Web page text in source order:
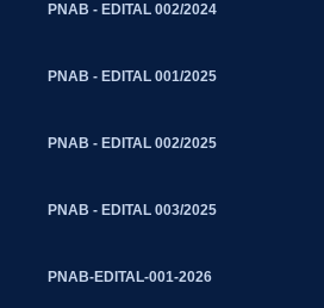
PNAB - EDITAL 002/2024
PNAB - EDITAL 001/2025
PNAB - EDITAL 002/2025
PNAB - EDITAL 003/2025
PNAB-EDITAL-001-2026